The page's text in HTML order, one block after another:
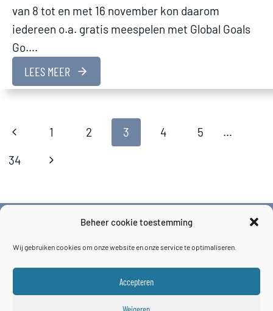
Beheer cookie toestemming
Wij gebruiken cookies om onze website en onze service te optimaliseren.
Accepteren
van 8 tot en met 16 november kon daarom
iedereen o.a. gratis meespelen met Global Goals
Go….
LEES MEER
Page
navigation
Previous
Page
1 2 3 4 5
…
34
Next
© 2026 BASECAMPUS